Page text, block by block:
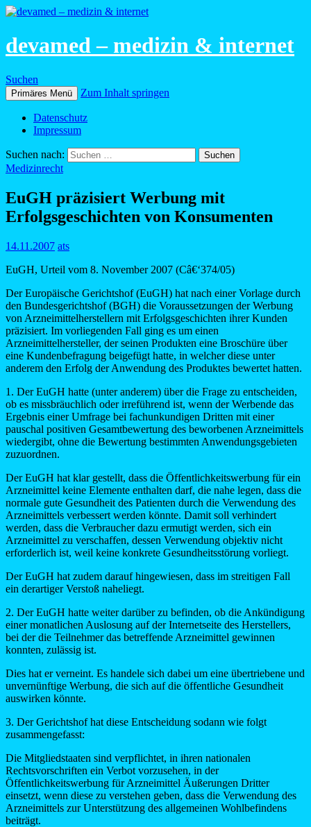
devamed – medizin & internet
Suchen
Primäres Menü Zum Inhalt springen
Datenschutz
Impressum
Suchen nach:
Medizinrecht
EuGH präzisiert Werbung mit
Erfolgsgeschichten von Konsumenten
14.11.2007 ats
EuGH, Urteil vom 8. November 2007 (Câ€‘374/05)
Der Europäische Gerichtshof (EuGH) hat nach einer Vorlage durch
den Bundesgerichtshof (BGH) die Voraussetzungen der Werbung
von Arzneimittelherstellern mit Erfolgsgeschichten ihrer Kunden
präzisiert. Im vorliegenden Fall ging es um einen
Arzneimittelhersteller, der seinen Produkten eine Broschüre über
eine Kundenbefragung beigefügt hatte, in welcher diese unter
anderem den Erfolg der Anwendung des Produktes bewertet hatten.
1. Der EuGH hatte (unter anderem) über die Frage zu entscheiden,
ob es missbräuchlich oder irreführend ist, wenn der Werbende das
Ergebnis einer Umfrage bei fachunkundigen Dritten mit einer
pauschal positiven Gesamtbewertung des beworbenen Arzneimittels
wiedergibt, ohne die Bewertung bestimmten Anwendungsgebieten
zuzuordnen.
Der EuGH hat klar gestellt, dass die Öffentlichkeitswerbung für ein
Arzneimittel keine Elemente enthalten darf, die nahe legen, dass die
normale gute Gesundheit des Patienten durch die Verwendung des
Arzneimittels verbessert werden könnte. Damit soll verhindert
werden, dass die Verbraucher dazu ermutigt werden, sich ein
Arzneimittel zu verschaffen, dessen Verwendung objektiv nicht
erforderlich ist, weil keine konkrete Gesundheitsstörung vorliegt.
Der EuGH hat zudem darauf hingewiesen, dass im streitigen Fall
ein derartiger Verstoß naheliegt.
2. Der EuGH hatte weiter darüber zu befinden, ob die Ankündigung
einer monatlichen Auslosung auf der Internetseite des Herstellers,
bei der die Teilnehmer das betreffende Arzneimittel gewinnen
konnten, zulässig ist.
Dies hat er verneint. Es handele sich dabei um eine übertriebene und
unvernünftige Werbung, die sich auf die öffentliche Gesundheit
auswirken könnte.
3. Der Gerichtshof hat diese Entscheidung sodann wie folgt
zusammengefasst:
Die Mitgliedstaaten sind verpflichtet, in ihren nationalen
Rechtsvorschriften ein Verbot vorzusehen, in der
Öffentlichkeitswerbung für Arzneimittel Äußerungen Dritter
einsetzt, wenn diese zu verstehen geben, dass die Verwendung des
Arzneimittels zur Unterstützung des allgemeinen Wohlbefindens
beiträgt.